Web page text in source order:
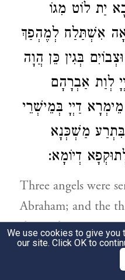
יַת לוֹט מִגוֹ
אִשְׁתַּלַח לְמֶהְפַךְ
בְּגִין כֵּן הֲוָה
לְוַת אַבְרָהָם
דַיְיָ בְּמֵישְׁרֵי
בִּתְרַע מַשְׁכְּנָא
דְיוֹמָא:
Three angels were
Abraham; and the
things; because it is
the high angels
things than one.
We use cookies to give
our site. Click OK to